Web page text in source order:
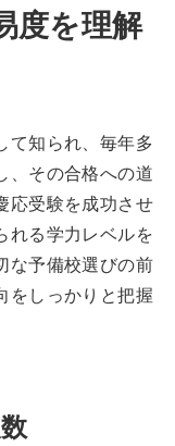
度を理解
て知られ、毎年多
、その合格への道
応受験を成功させ
れる学力レベルを
な予備校選びの前
をしっかりと把握